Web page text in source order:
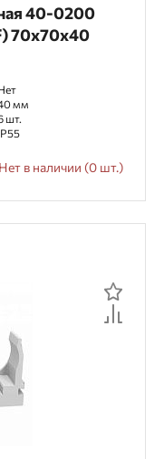
40-0200
70х70х40
мм
шт.
Нет в наличии (0 шт.)